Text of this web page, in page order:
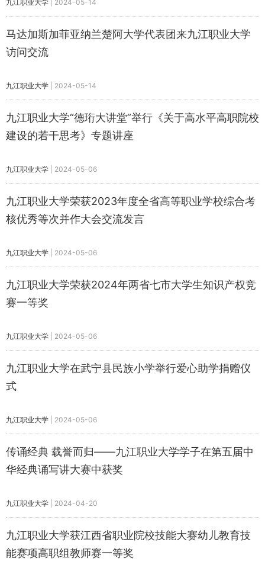
九江职业大学 2024-05-14
马达加斯加菲亚纳兰楚阿大学代表团来九江职业大学
访问交流
九江职业大学 2024-05-14
九江职业大学“德珩大讲堂”举行《关于高水平高职院校
建设的若干思考》专题讲座
九江职业大学 2024-05-06
九江职业大学荣获2023年度全省高等职业学校综合考
核优秀等次并作大会交流发言
九江职业大学 2024-05-06
九江职业大学荣获2024年两省七市大学生知识产权竞
赛一等奖
九江职业大学 2024-05-06
九江职业大学在武宁县民族小学举行爱心助学捐赠仪
式
九江职业大学 2024-05-06
传诵经典 载誉而归——九江职业大学学子在第五届中
华经典诵写讲大赛中获奖
九江职业大学 2024-04-20
九江职业大学获江西省职业院校技能大赛幼儿教育技
能赛项高职组教师赛一等奖